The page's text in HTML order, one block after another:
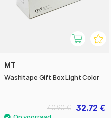
MT
Washitape Gift Box Light Color
32.72 €
40.90 €